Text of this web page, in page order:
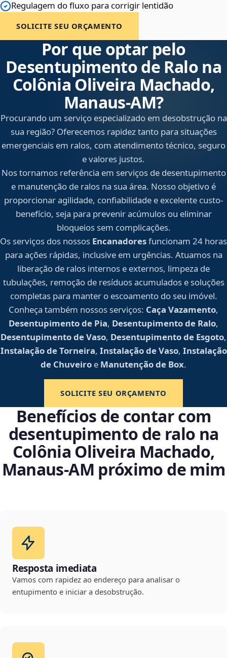
Regulagem do fluxo para corrigir lentidão
SOLICITE SEU ORÇAMENTO
Por que optar pelo
Desentupimento de Ralo na
Colônia Oliveira Machado,
Manaus‑AM?
Procurando um serviço especializado em desobstrução na
sua região? Oferecemos rapidez tanto para situações
emergenciais em ralos, com atendimento técnico, seguro
e valores justos.
Nos tornamos referência em serviços de desentupimento
e manutenção de ralos na sua área. Nosso objetivo é
proporcionar agilidade, confiabilidade e excelente custo-
benefício, seja para prevenir acúmulos ou eliminar
bloqueios sem complicações.
Os serviços dos nossos Encanadoresfuncionam 24 horas
para ações rápidas, inclusive em urgências. Atuamos na
liberação de ralos internos e externos, limpeza de
tubulações, remoção de resíduos acumulados e soluções
completas para manter o escoamento do seu imóvel.
Conheça também nossos serviços: Caça Vazamento,
Desentupimento de Pia, Desentupimento de Ralo,
Desentupimento de Vaso, Desentupimento de Esgoto,
Instalação de Torneira, Instalação de Vaso, Instalação
de Chuveiro e Manutenção de Box.
SOLICITE SEU ORÇAMENTO
Benefícios de contar com
desentupimento de ralo na
Colônia Oliveira Machado,
Manaus‑AM próximo de mim
Resposta imediata
Vamos com rapidez ao endereço para analisar o
entupimento e iniciar a desobstrução.